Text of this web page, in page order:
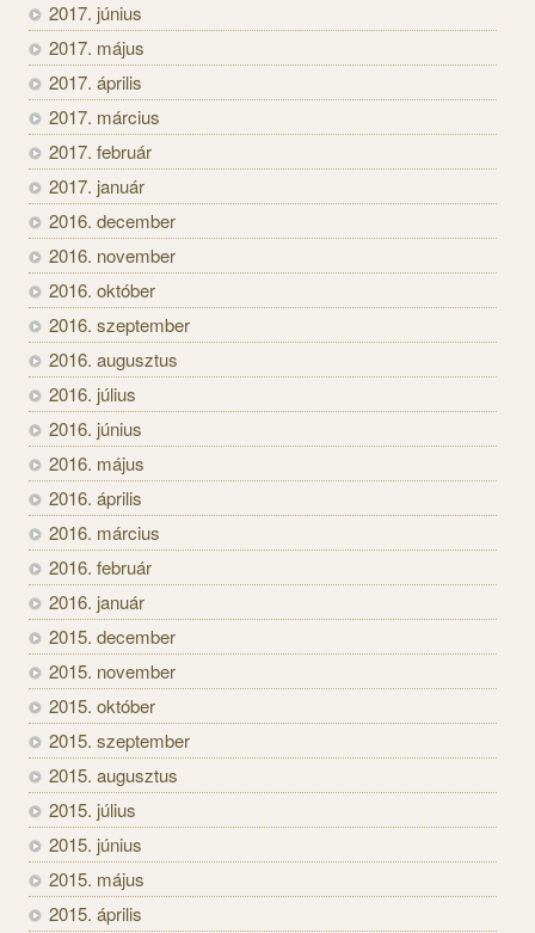
2017. június
2017. május
2017. április
2017. március
2017. február
2017. január
2016. december
2016. november
2016. október
2016. szeptember
2016. augusztus
2016. július
2016. június
2016. május
2016. április
2016. március
2016. február
2016. január
2015. december
2015. november
2015. október
2015. szeptember
2015. augusztus
2015. július
2015. június
2015. május
2015. április